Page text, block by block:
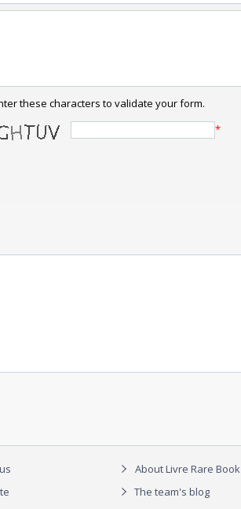
these characters to validate your form.
*
About Livre Rare Book
The team's blog